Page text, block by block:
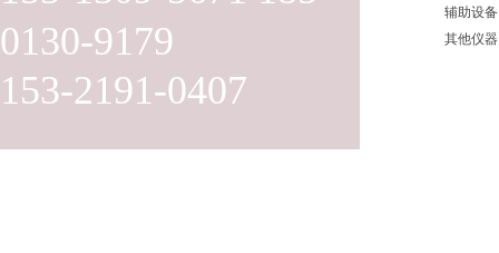
0130-9179
153-2191-0407
辅助设备
其他仪器